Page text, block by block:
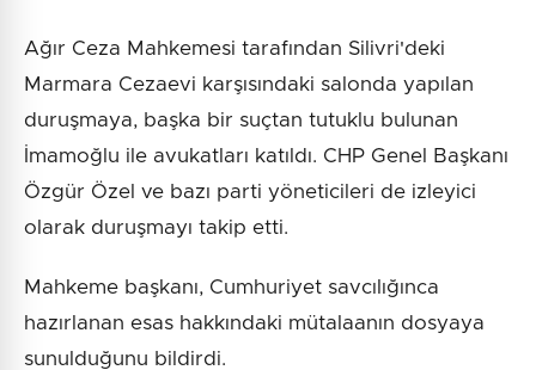
Ağır Ceza Mahkemesi tarafından Silivri'deki
Marmara Cezaevi karşısındaki salonda yapılan
duruşmaya, başka bir suçtan tutuklu bulunan
İmamoğlu ile avukatları katıldı. CHP Genel Başkanı
Özgür Özel ve bazı parti yöneticileri de izleyici
olarak duruşmayı takip etti.
Mahkeme başkanı, Cumhuriyet savcılığınca
hazırlanan esas hakkındaki mütalaanın dosyaya
sunulduğunu bildirdi.